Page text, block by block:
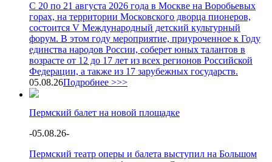
С 20 по 21 августа 2026 года в Москве на Воробьевых
горах, на территории Московского дворца пионеров,
состоится V Международный детский культурный
форум. В этом году мероприятие, приуроченное к Году
единства народов России, соберет юных талантов в
возрасте от 12 до 17 лет из всех регионов Российской
Федерации, а также из 17 зарубежных государств.
05.08.26Подробнее >>>
Пермский балет на новой площадке
-05.08.26-
Пермский театр оперы и балета выступил на Большом